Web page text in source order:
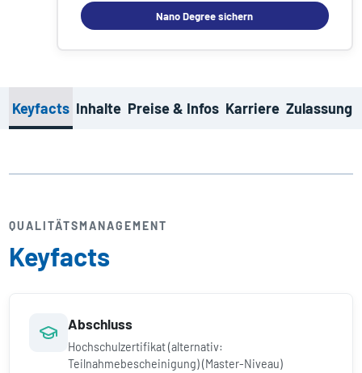
Nano Degree sichern
Keyfacts Inhalte Preise & Infos Karriere Zulassung
QUALITÄTS­MANAGEMENT
Keyfacts
Abschluss
Hochschulzertifikat (alternativ:
Teilnahmebescheinigung) (Master-Niveau)